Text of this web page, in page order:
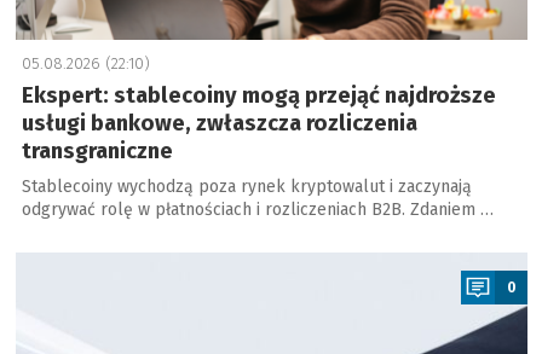
05.08.2026 (22:10)
Ekspert: stablecoiny mogą przejąć najdroższe
usługi bankowe, zwłaszcza rozliczenia
transgraniczne
Stablecoiny wychodzą poza rynek kryptowalut i zaczynają
odgrywać rolę w płatnościach i rozliczeniach B2B. Zdaniem …
a
0